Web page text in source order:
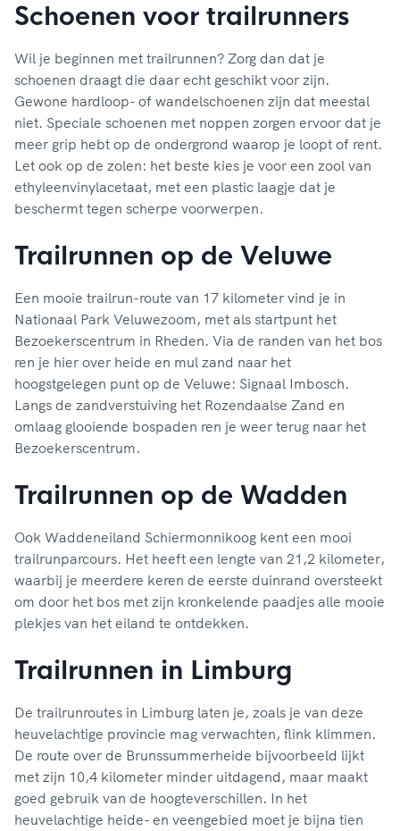
Schoenen voor trailrunners
Wil je beginnen met trailrunnen? Zorg dan dat je
schoenen draagt die daar echt geschikt voor zijn.
Gewone hardloop- of wandelschoenen zijn dat meestal
niet. Speciale schoenen met noppen zorgen ervoor dat je
meer grip hebt op de ondergrond waarop je loopt of rent.
Let ook op de zolen: het beste kies je voor een zool van
ethyleenvinylacetaat, met een plastic laagje dat je
beschermt tegen scherpe voorwerpen.
Trailrunnen op de Veluwe
Een mooie trailrun-route van 17 kilometer vind je in
Nationaal Park Veluwezoom, met als startpunt het
Bezoekerscentrum in Rheden. Via de randen van het bos
ren je hier over heide en mul zand naar het
hoogstgelegen punt op de Veluwe: Signaal Imbosch.
Langs de zandverstuiving het Rozendaalse Zand en
omlaag glooiende bospaden ren je weer terug naar het
Bezoekerscentrum.
Trailrunnen op de Wadden
Ook Waddeneiland Schiermonnikoog kent een mooi
trailrunparcours. Het heeft een lengte van 21,2 kilometer,
waarbij je meerdere keren de eerste duinrand oversteekt
om door het bos met zijn kronkelende paadjes alle mooie
plekjes van het eiland te ontdekken.
Trailrunnen in Limburg
De trailrunroutes in Limburg laten je, zoals je van deze
heuvelachtige provincie mag verwachten, flink klimmen.
De route over de Brunssummerheide bijvoorbeeld lijkt
met zijn 10,4 kilometer minder uitdagend, maar maakt
goed gebruik van de hoogteverschillen. In het
heuvelachtige heide- en veengebied moet je bijna tien